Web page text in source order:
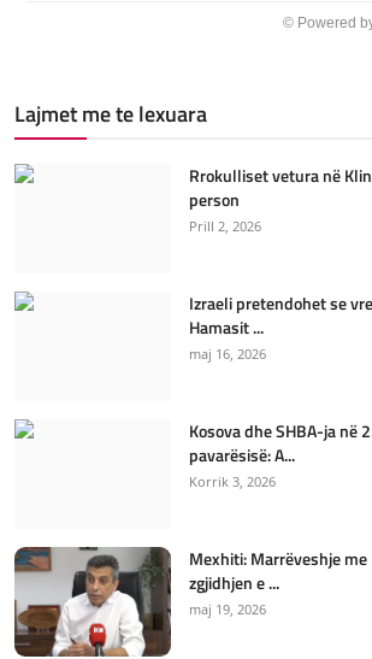
© Powered
Lajmet me te lexuara
Rrokulliset vetura në
person
Prill 2, 2026
Izraeli pretendohet se
Hamasit ...
maj 16, 2026
Kosova dhe SHBA-ja në
pavarësisë: A...
Korrik 3, 2026
Mexhiti: Marrëveshje
zgjidhjen e ...
maj 19, 2026